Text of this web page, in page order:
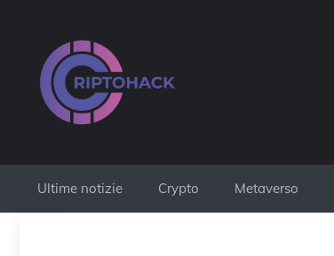
contenuto
Ultime notizie Crypto Metaverso